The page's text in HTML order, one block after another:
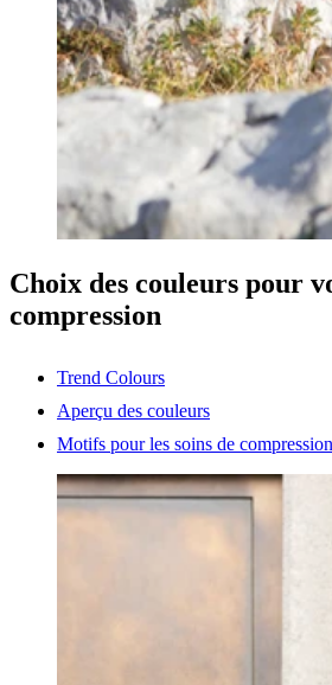
Choix des couleurs pour
compression
Trend Colours
Aperçu des couleurs
Motifs pour les soins de compression